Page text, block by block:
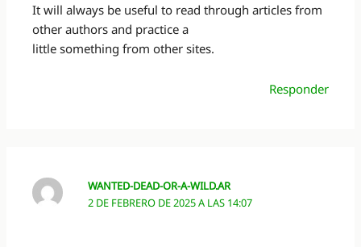
It will always be useful to read through articles from
other authors and practice a
little something from other sites.
Responder
WANTED-DEAD-OR-A-WILD.AR
2 DE FEBRERO DE 2025 A LAS 14:07